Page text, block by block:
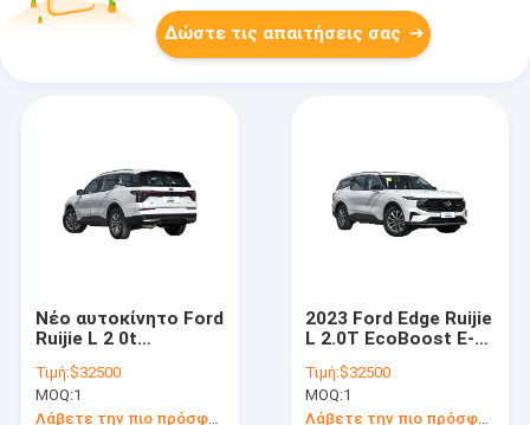
Δώστε τις απαιτήσεις σας
Νέο αυτοκίνητο Ford
Ruijie L 2 0t
7 θέσεις Στυλ SUV
Νέα αυτοκίνητα
Βενζινοκίνητο
Τιμή:$32500
MOQ:1
Λάβετε την πιο πρόσφατη τιμή
2023 Ford Edge Ruijie
L 2.0T EcoBoost E-
θυρών SUV
Ηλεκτρικό
αυτοκίνητο
Τιμή:$32500
MOQ:1